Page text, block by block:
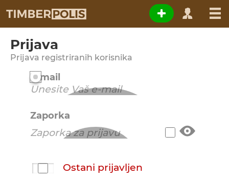
Prijava
Prijava registriranih korisnika
E-mail
Zaporka
Ostani prijavljen